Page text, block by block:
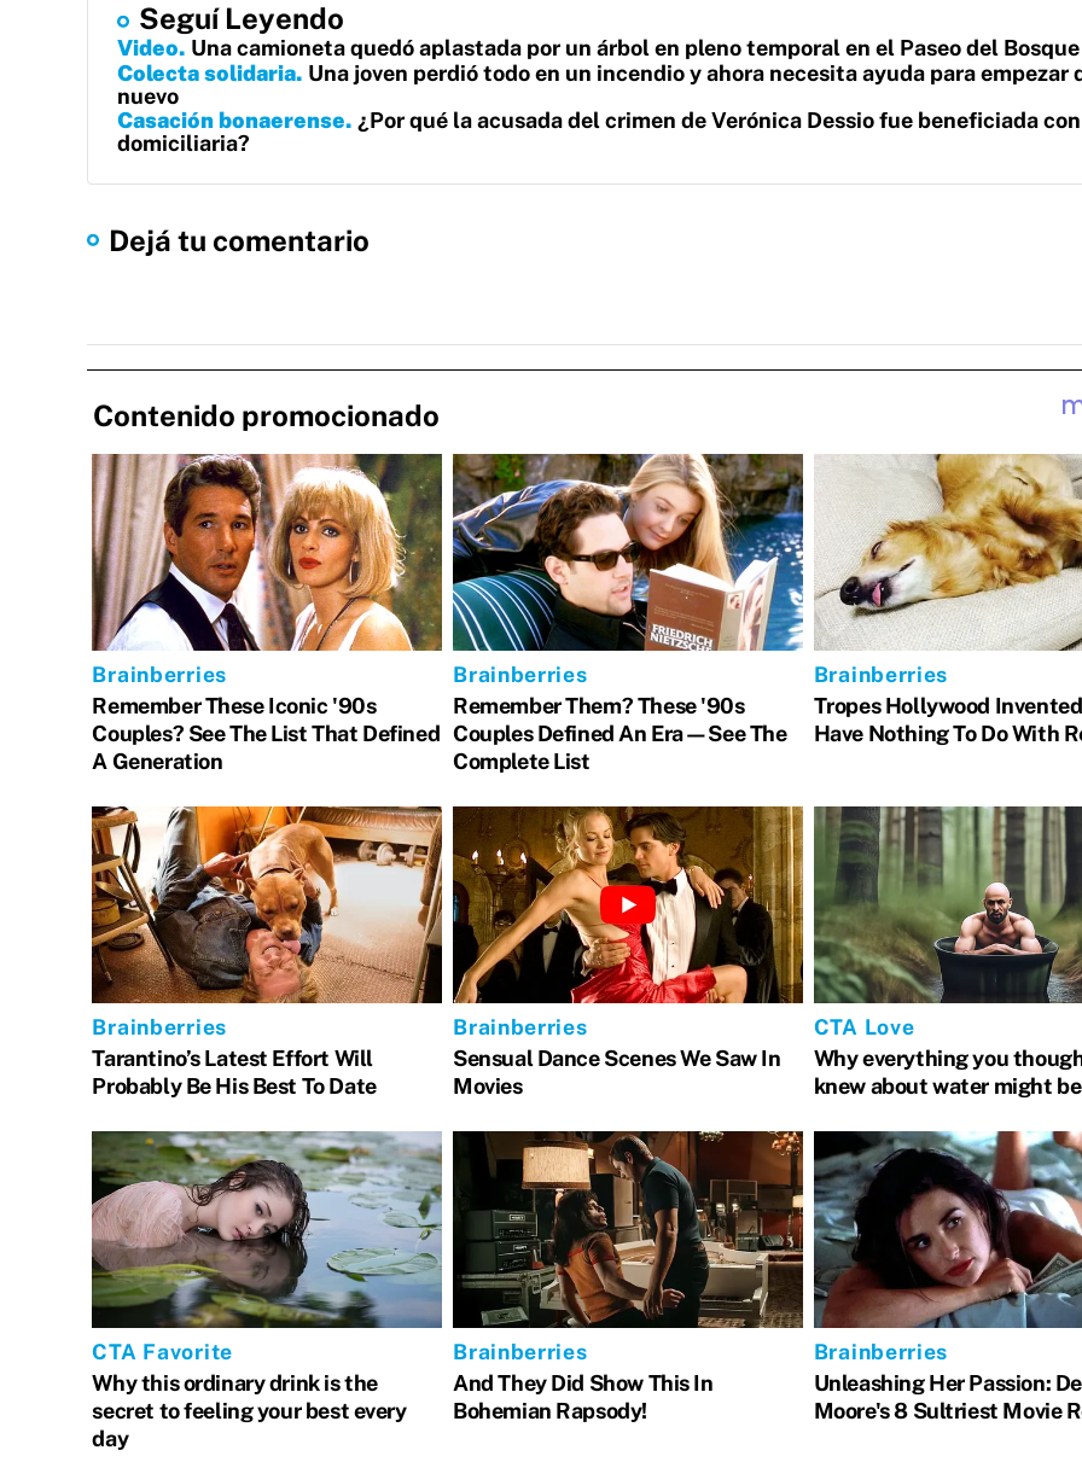
Seguí Leyendo
Video Una camioneta quedó aplastada por un árbol en pleno temporal en el Paseo del Bosque
Colecta solidaria Una joven perdió todo en un incendio y ahora necesita ayuda para empezar
nuevo
Casación bonaerense ¿Por qué la acusada del crimen de Verónica Dessio fue beneficiada
domiciliaria?
Dejá tu comentario